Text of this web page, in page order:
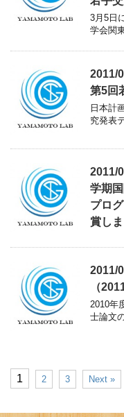
3月5日
学会関
2011/
第5回
日本計
究発表
2011/
学期
プロ
賞し
2011/
（
2010年
士論文
1 2 3 Next »